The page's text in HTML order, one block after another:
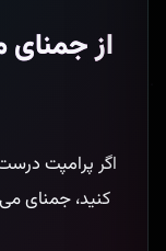
از جمنای
اگر پرامپت
کنید، جمنای